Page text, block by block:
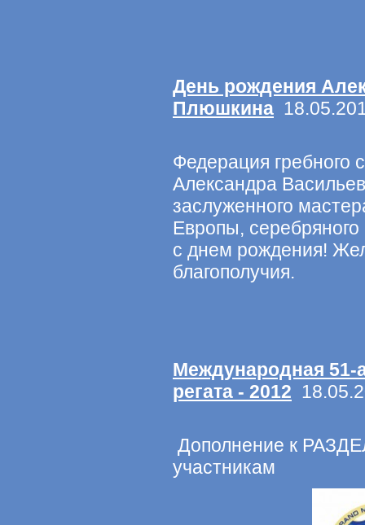
День рождения
Плюшкина
Федерация гребного
Александра
заслуженного
Европы,
с днем рождения!
благополучия.
Международная 51-
регата - 2012
Дополнение к
участникам